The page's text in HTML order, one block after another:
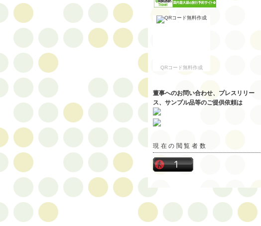
QRコード無料作成
董事へのお問い合わせ、プレスリリー
ス、サンプル品等のご提供依頼は
現在の閲覧者数